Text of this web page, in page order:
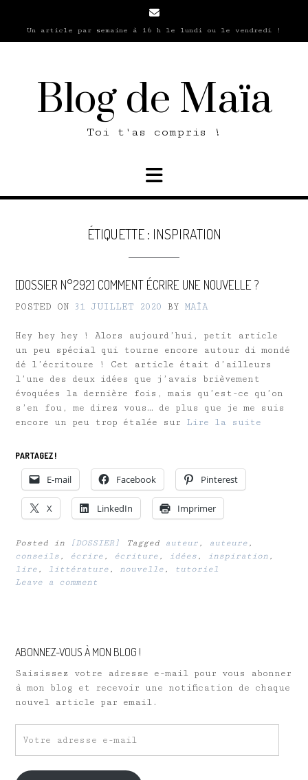
contentUn article par semaine à 16 h le lundi ou le vendredi !
Blog de Maïa
Toi t'as compris !
ÉTIQUETTE : INSPIRATION
[DOSSIER N°292] COMMENT ÉCRIRE UNE NOUVELLE ?
POSTED ON 31 JUILLET 2020 BY MAÏA
Hey hey hey ! Alors aujourd’hui, petit article
un peu spécial qui tourne encore autour di mondé
dé l’écritoure ! Cet article était d’ailleurs
l’une des deux idées que j’avais brièvement
évoquées la dernière fois, mais qu’est-ce qu’on
s’en fou, me direz vous… de plus que je me suis
encore un peu trop étalée sur Lire la suite
PARTAGEZ !
E-mail Facebook Pinterest
X LinkedIn Imprimer
Posted in [DOSSIER] Tagged auteur , auteure ,
conseils , écrire , écriture , idées , inspiration ,
lire , littérature , nouvelle ,
tutoriel
Leave a comment
ABONNEZ-VOUS À MON BLOG !
Saisissez votre adresse e-mail pour vous abonner
à mon blog et recevoir une notification de chaque
nouvel article par email.
adresse
e-
mail